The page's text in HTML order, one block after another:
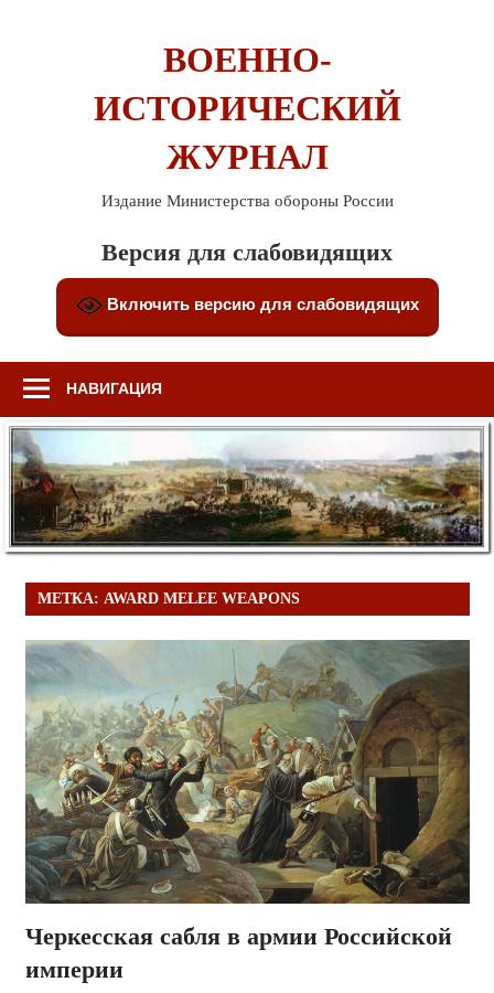
ВОЕННО-
ИСТОРИЧЕСКИЙ
ЖУРНАЛ
Издание Министерства обороны России
Версия для слабовидящих
Включить версию для слабовидящих
НАВИГАЦИЯ
МЕТКА: AWARD MELEE WEAPONS
Черкесская сабля в армии Российской
империи